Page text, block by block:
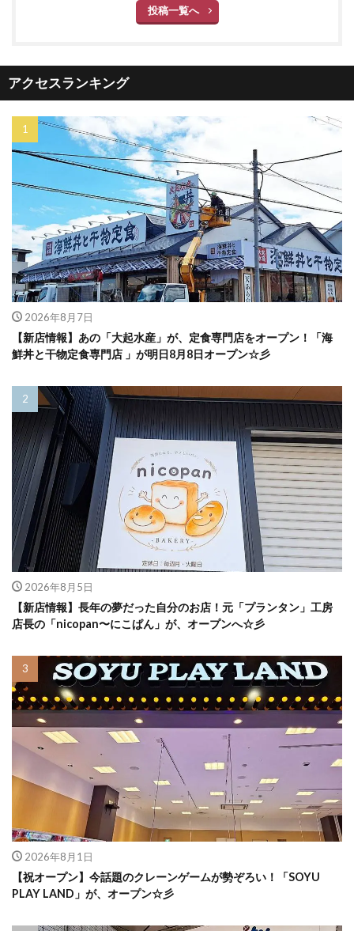
投稿一覧へ
アクセスランキング
2026年8月7日
【新店情報】あの「大起水産」が、定食専門店をオープン！「海
鮮丼と干物定食専門店 」が明日8月8日オープン☆彡
2026年8月5日
【新店情報】長年の夢だった自分のお店！元「プランタン」工房
店長の「nicopan〜にこぱん」が、オープンへ☆彡
2026年8月1日
【祝オープン】今話題のクレーンゲームが勢ぞろい！「SOYU
PLAY LAND」が、オープン☆彡